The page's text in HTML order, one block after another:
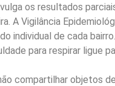
os resultados
A Vigilância
individual de cada bairro.
para respirar ligue
compartilhar objetos